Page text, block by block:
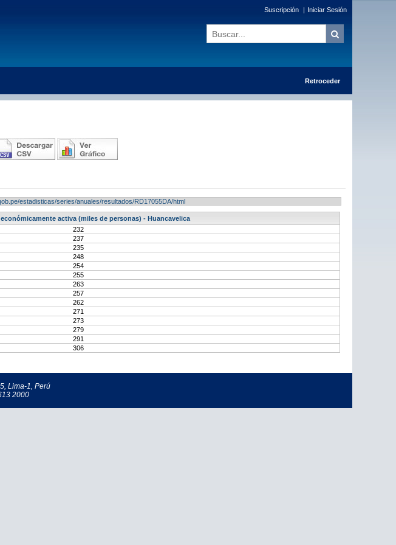
Suscripción | Iniciar Sesión
Retroceder
estadisticas/series/anuales/resultados/RD17055DA/html
activa (miles de personas) - Huancavelica
232
237
235
248
254
255
263
257
262
271
273
279
291
306
Lima-1, Perú
2000